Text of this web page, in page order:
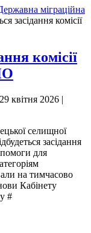
міграційна
засідання комісії
комісії
квітня 2026 |
селищної
засідання
для
на тимчасово
Кабінету
#